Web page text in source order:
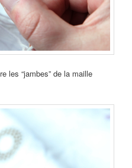
les “jambes” de la maille